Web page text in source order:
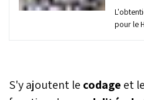
pour le
S'y ajoutent le codage et le